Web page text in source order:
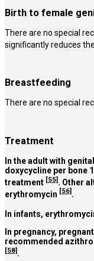
Birth to female
There are no special
significantly reduces
Breastfeeding
There are no special
Treatment
In the adult with
doxycycline per bone
treatment [55] . Other
erythromycin [56] .
In infants,
In pregnancy,
recommended
[58] .